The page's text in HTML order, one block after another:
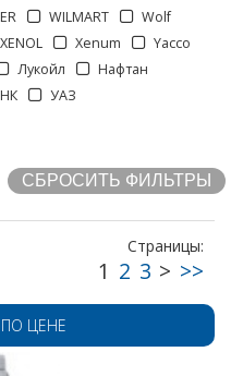
WILMART
Wolf
XENOL Xenum
Yacco
Лукойл
Нафтан
УАЗ
Страницы:
ЦЕНЕ